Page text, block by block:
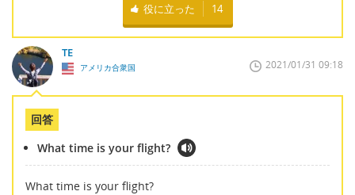
役に立った 14
TE
アメリカ合衆国 2021/01/31 09:18
回答
What time is your flight?
What time is your flight?